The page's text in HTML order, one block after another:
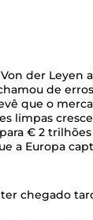
der Leyen
de
que o
limpas
€ 2
a Europa
chegado